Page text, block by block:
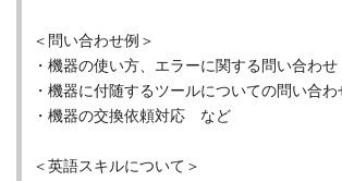
＜問い合わせ例＞
・機器の使い方、エラーに関する問い合わせ
・機器に付随するツールについての問い合わ
・機器の交換依頼対応 など
＜英語スキルについて＞